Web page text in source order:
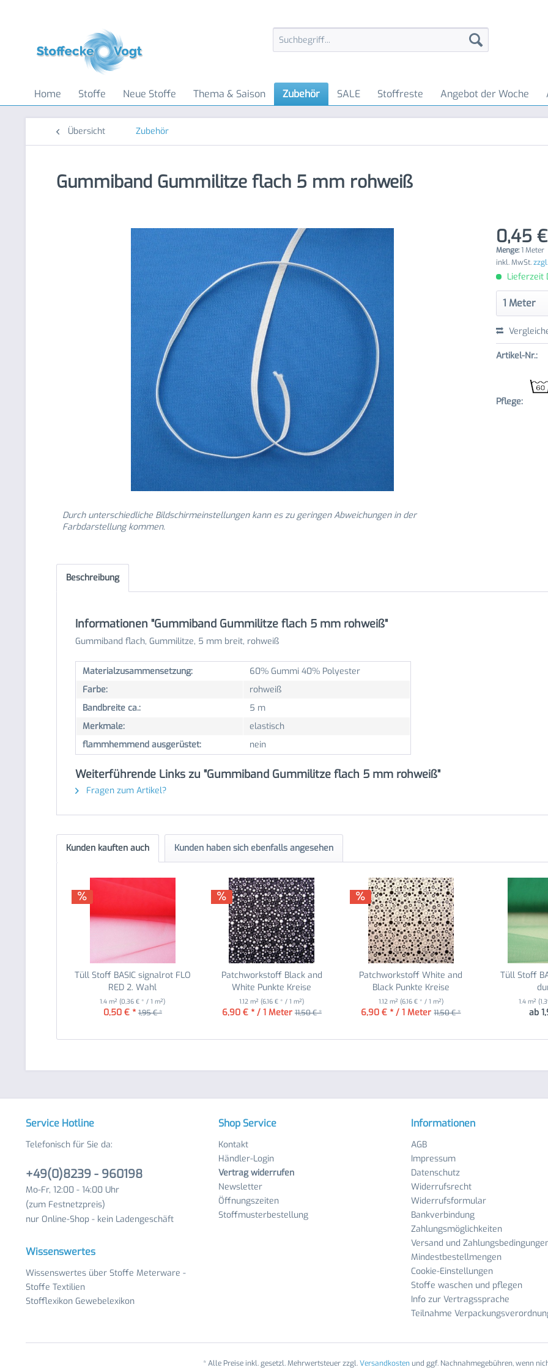
Home Stoffe Neue Stoffe Thema & Saison Zubehör SALE Stoffreste Angebot der Woche
Übersicht Zubehör
Gummiband Gummilitze flach 5 mm rohweiß
Durch unterschiedliche Bildschirmeinstellungen kann es zu geringen Abweichungen in der
Farbdarstellung kommen.
0,45
Menge:1 Meter
inkl. MwSt.
Lieferzeit
Artikel-Nr.:
Pflege:
Beschreibung
Informationen "Gummiband Gummilitze flach 5 mm rohweiß"
Gummiband flach, Gummilitze, 5 mm breit, rohweiß
Materialzusammensetzung:
60% Gummi 40% Polyester
Farbe:
rohweiß
Bandbreite ca.:
5 m
Merkmale:
elastisch
flammhemmend ausgerüstet:
nein
Weiterführende Links zu "Gummiband Gummilitze flach 5 mm rohweiß"
Fragen zum Artikel?
Kunden kauften auch Kunden haben sich ebenfalls angesehen
Tüll Stoff BASIC signalrot FLO
RED 2. Wahl
1.4 m²(0,36 € * / 1 m²)
0,50 € * 1,95 € *
Patchworkstoff Black and
White Punkte Kreise
1.12 m²(6,16 € * / 1 m²)
6,90 € * / 1 Meter 11,50 € *
Patchworkstoff White and
Black Punkte Kreise
1.12 m² (6,16 € * / 1 m²)
6,90 € * / 1 Meter 11,50 € *
Tüll Stoff
1.4 m²
ab
Service Hotline
Telefonisch für Sie da:
+49(0)8239 - 960198
Mo-Fr, 12:00 - 14:00 Uhr
(zum Festnetzpreis)
nur Online-Shop - kein Ladengeschäft
Wissenswertes
Wissenswertes über Stoffe Meterware -
Stoffe Textilien
Stofflexikon Gewebelexikon
Shop Service
Kontakt
Händler-Login
Vertrag widerrufen
Newsletter
Öffnungszeiten
Stoffmusterbestellung
Informationen
AGB
Impressum
Datenschutz
Widerrufsrecht
Widerrufsformular
Bankverbindung
Zahlungsmöglichkeiten
Versand und
Mindestbestellmengen
Cookie-Einstellungen
Stoffe waschen und pflegen
Info zur Vertragssprache
Teilnahme
* Alle Preise inkl. gesetzl. Mehrwertsteuer zzgl.Versandkostenund ggf. Nachnahmegebühren, wenn